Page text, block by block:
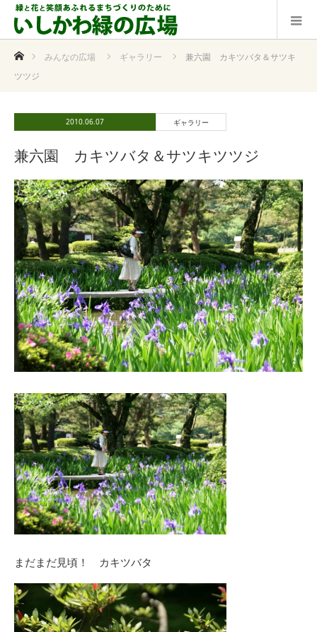
ホームみんなの広場 ギャラリー
兼六園 カキツバタ＆サツキ
ツツジ
2010.06.07 ギャラリー
兼六園 カキツバタ＆サツキツツジ
まだまだ見頃！ カキツバタ